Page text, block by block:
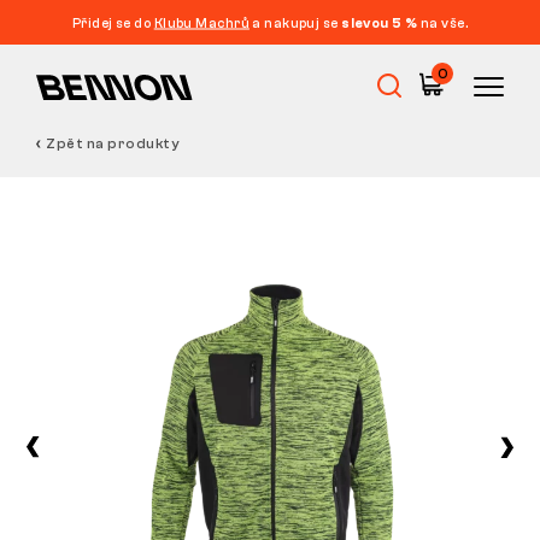
Přidej se do Klubu Machrů a nakupuj se slevou 5 % na vše.
0
Volnočasová obuv
Zpět na produkty